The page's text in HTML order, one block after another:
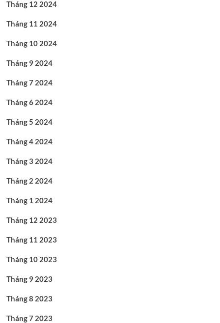
Tháng 12 2024
Tháng 11 2024
Tháng 10 2024
Tháng 9 2024
Tháng 7 2024
Tháng 6 2024
Tháng 5 2024
Tháng 4 2024
Tháng 3 2024
Tháng 2 2024
Tháng 1 2024
Tháng 12 2023
Tháng 11 2023
Tháng 10 2023
Tháng 9 2023
Tháng 8 2023
Tháng 7 2023